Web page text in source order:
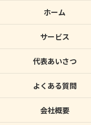
ホーム
サービス
代表あいさつ
よくある質問
会社概要